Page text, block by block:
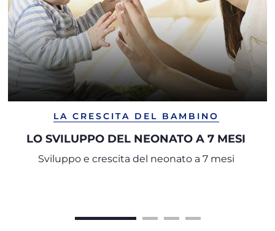
LA CRESCITA DEL BAMBINO
LO SVILUPPO DEL NEONATO A 7 MESI
Sviluppo e crescita del neonato a 7 mesi